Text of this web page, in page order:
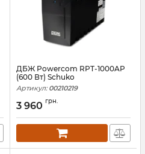
ДБЖ Powercom RPT-1000AP
(600 Вт) Schuko
Артикул: 00210219
3 960 грн.